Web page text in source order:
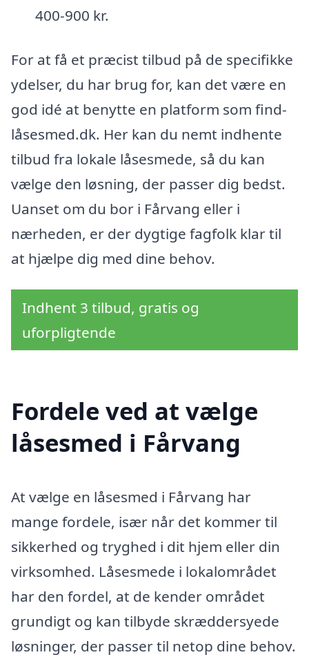
400-900 kr.
For at få et præcist tilbud på de specifikke
ydelser, du har brug for, kan det være en
god idé at benytte en platform som find-
låsesmed.dk. Her kan du nemt indhente
tilbud fra lokale låsesmede, så du kan
vælge den løsning, der passer dig bedst.
Uanset om du bor i Fårvang eller i
nærheden, er der dygtige fagfolk klar til
at hjælpe dig med dine behov.
Indhent 3 tilbud, gratis og
uforpligtende
Fordele ved at vælge
låsesmed i Fårvang
At vælge en låsesmed i Fårvang har
mange fordele, især når det kommer til
sikkerhed og tryghed i dit hjem eller din
virksomhed. Låsesmede i lokalområdet
har den fordel, at de kender området
grundigt og kan tilbyde skræddersyede
løsninger, der passer til netop dine behov.